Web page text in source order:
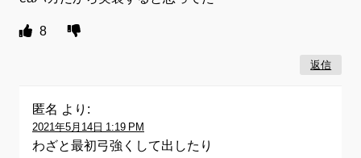
8
返信
匿名 より:
2021年5月14日 1:19 PM
わざと最初弓強くして出したり